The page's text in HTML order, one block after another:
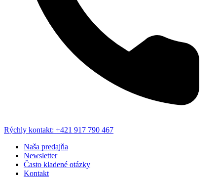
Rýchly kontakt: +421 917 790 467
Naša predajňa
Newsletter
Často kladené otázky
Kontakt